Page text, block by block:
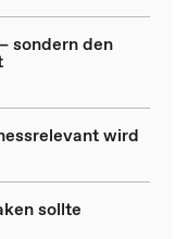
sondern den
wird
sollte